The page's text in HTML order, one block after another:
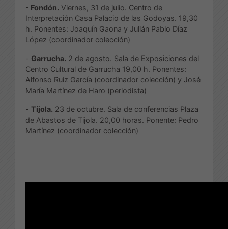
- Fondón. Viernes, 31 de julio. Centro de
Interpretación Casa Palacio de las Godoyas. 19,30
h. Ponentes: Joaquín Gaona y Julián Pablo Díaz
López (coordinador colección)
- Garrucha. 2 de agosto. Sala de Exposiciones del
Centro Cultural de Garrucha 19,00 h. Ponentes:
Alfonso Ruiz García (coordinador colección) y José
María Martínez de Haro (periodista)
- Tíjola. 23 de octubre. Sala de conferencias Plaza
de Abastos de Tijola. 20,00 horas. Ponente: Pedro
Martínez (coordinador colección)